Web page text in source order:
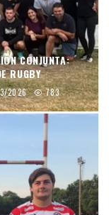
CONJUNTA:
RUGBY
2026 783